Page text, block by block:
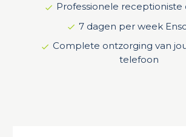
Professionele receptioniste
7 dagen per week
Complete ontzorging van
telefoon